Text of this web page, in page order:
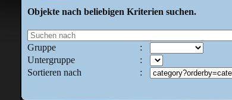
Objekte nach beliebigen Kriterien suchen.
Gruppe
:
Untergruppe
:
Sortieren nach
: